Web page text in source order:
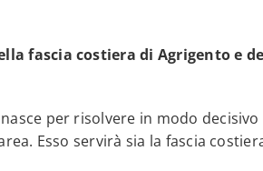
fascia costiera di Agrigento e
per risolvere in modo decisivo
Esso servirà sia la fascia